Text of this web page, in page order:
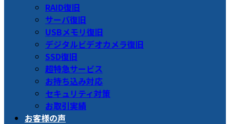
RAID復旧
サーバ復旧
USBメモリ復旧
デジタルビデオカメラ復旧
SSD復旧
超特急サービス
お持ち込み対応
セキュリティ対策
お取引実績
お客様の声